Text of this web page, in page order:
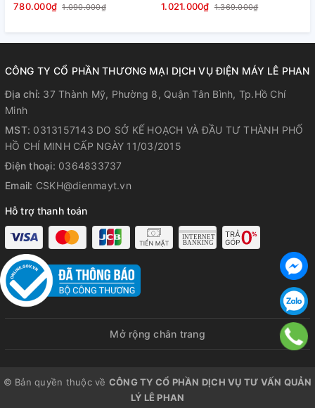
Chức năng xả cặn giúp làm sạch
bình chứa và đầu phun, tránh tình
trạng tắc nghẽn do cặn bẩn hay ố
vàng mặt vải do hơi nước không
tinh khiết
tránh phỏng tay.
780.000₫ 1.090.000₫
1.021.000₫ 1.369.000₫
CÔNG TY CỔ PHẦN THƯƠNG MẠI DỊCH VỤ ĐIỆN MÁY LÊ PHAN
Địa chỉ: 37 Thành Mỹ, Phường 8, Quận Tân Bình, Tp.Hồ Chí
Minh
MST: 0313157143 DO SỞ KẾ HOẠCH VÀ ĐẦU TƯ THÀNH PHỐ
HỒ CHÍ MINH CẤP NGÀY 11/03/2015
Điện thoại: 0364833737
Email: CSKH@dienmayt.vn
Hỗ trợ thanh toán
Mở rộng chân trang
© Bản quyền thuộc về CÔNG TY CỔ PHẦN DỊCH VỤ TƯ VẤN QUẢN
LÝ LÊ PHAN